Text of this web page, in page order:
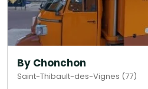
By Chonchon
Saint-Thibault-des-Vignes (77)